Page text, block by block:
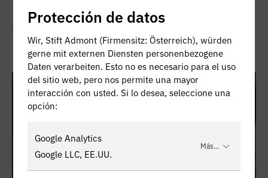
Weiterlesen
22.05.2024
Protección de datos
Wir, Stift Admont (Firmensitz: Österreich), würden
gerne mit externen Diensten personenbezogene
Daten verarbeiten. Esto no es necesario para el uso
del sitio web, pero nos permite una mayor
interacción con usted. Si lo desea, seleccione una
opción:
Google Analytics
Google LLC, EE.UU.
Más...